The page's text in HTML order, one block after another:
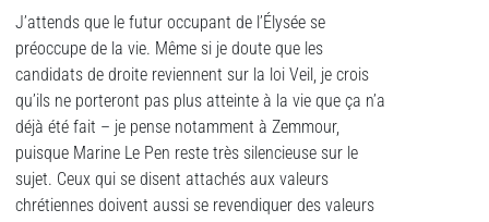
J’attends que le futur occupant de l’Élysée se
préoccupe de la vie. Même si je doute que les
candidats de droite reviennent sur la loi Veil, je crois
qu’ils ne porteront pas plus atteinte à la vie que ça n’a
déjà été fait – je pense notamment à Zemmour,
puisque Marine Le Pen reste très silencieuse sur le
sujet. Ceux qui se disent attachés aux valeurs
chrétiennes doivent aussi se revendiquer des valeurs